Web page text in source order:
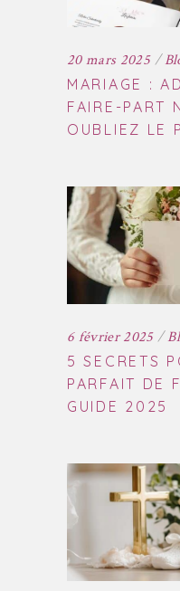
20 mars 2025
MARIAGE :
FAIRE-PART
OUBLIEZ LE
6 février 2025
5 SECRETS
PARFAIT DE
GUIDE 2025